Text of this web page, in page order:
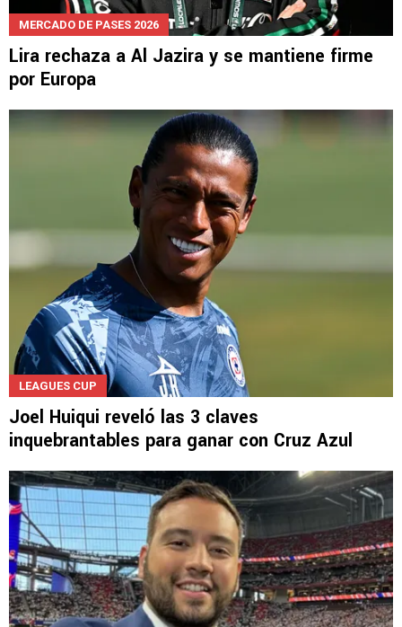
Lira rechaza a Al Jazira y se mantiene firme
Joel Huiqui reveló las 3 claves
inquebrantables para ganar con Cruz Azul